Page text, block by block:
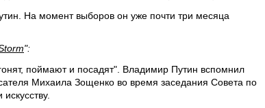
На момент выборов он уже почти три месяца
":
поймают и посадят". Владимир Путин вспомнил
Михаила Зощенко во время заседания Совета по
искусству.